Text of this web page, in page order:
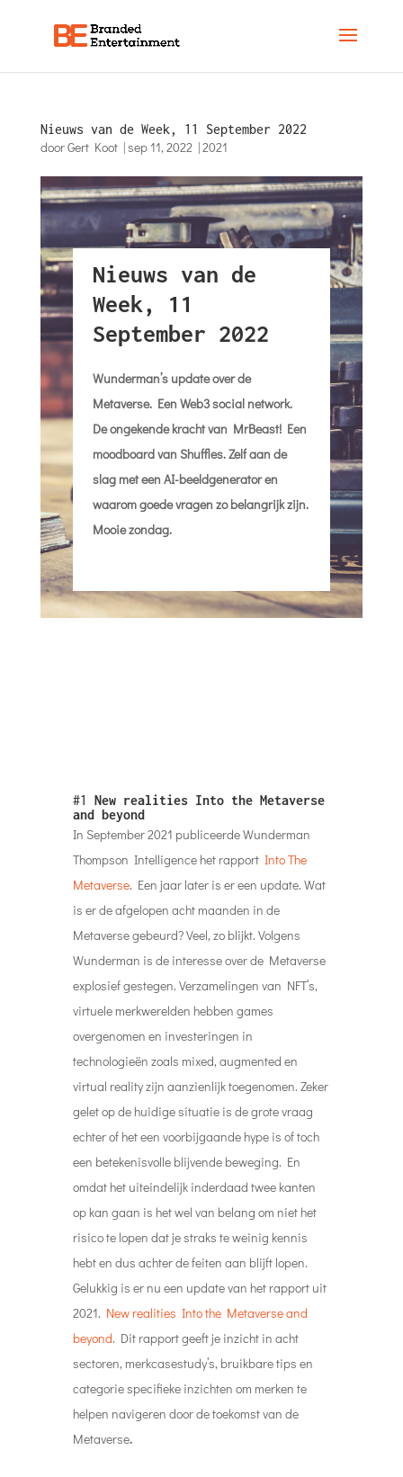
Nieuws van de Week, 11 September 2022
doorGert Koot|sep 11, 2022|2021
Nieuws van de
Week, 11
September 2022
Wunderman’s update over de
Metaverse. Een Web3 social network.
De ongekende kracht van MrBeast! Een
moodboard van Shuffles. Zelf aan de
slag met een AI-beeldgenerator en
waarom goede vragen zo belangrijk zijn.
Mooie zondag.
#1 New realities Into the Metaverse
and beyond
In September 2021 publiceerde Wunderman
Thompson Intelligence het rapport Into The
Metaverse. Een jaar later is er een update. Wat
is er de afgelopen acht maanden in de
Metaverse gebeurd? Veel, zo blijkt. Volgens
Wunderman is de interesse over de Metaverse
explosief gestegen. Verzamelingen van NFT’s,
virtuele merkwerelden hebben games
overgenomen en investeringen in
technologieën zoals mixed, augmented en
virtual reality zijn aanzienlijk toegenomen. Zeker
gelet op de huidige situatie is de grote vraag
echter of het een voorbijgaande hype is of toch
een betekenisvolle blijvende beweging. En
omdat het uiteindelijk inderdaad twee kanten
op kan gaan is het wel van belang om niet het
risico te lopen dat je straks te weinig kennis
hebt en dus achter de feiten aan blijft lopen.
Gelukkig is er nu een update van het rapport uit
2021. New realities Into the Metaverse and
beyond. Dit rapport geeft je inzicht in acht
sectoren, merkcasestudy’s, bruikbare tips en
categorie specifieke inzichten om merken te
helpen navigeren door de toekomst van de
Metaverse.